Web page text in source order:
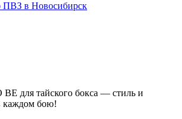
ПВЗ в Новосибирск
для тайского бокса — стиль и
каждом бою!